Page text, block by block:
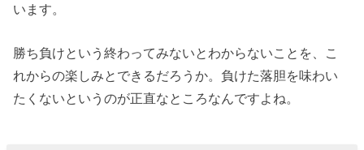
います。
勝ち負けという終わってみないとわからないことを、こ
れからの楽しみとできるだろうか。負けた落胆を味わい
たくないというのが正直なところなんですよね。